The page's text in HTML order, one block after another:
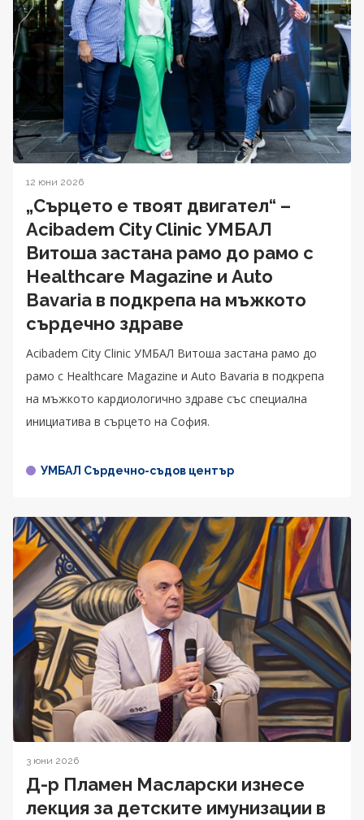
12 юни 2026
„Сърцето е твоят двигател“ –
Acibadem City Clinic УМБАЛ
Витоша застана рамо до рамо с
Healthcare Magazine и Auto
Bavaria в подкрепа на мъжкото
сърдечно здраве
Acibadem City Clinic УМБАЛ Витоша застана рамо до
рамо с Healthcare Magazine и Auto Bavaria в подкрепа
на мъжкото кардиологично здраве със специална
инициатива в сърцето на София.
УМБАЛ Сърдечно-съдов център
3 юни 2026
Д-р Пламен Масларски изнесе
лекция за детските имунизации в